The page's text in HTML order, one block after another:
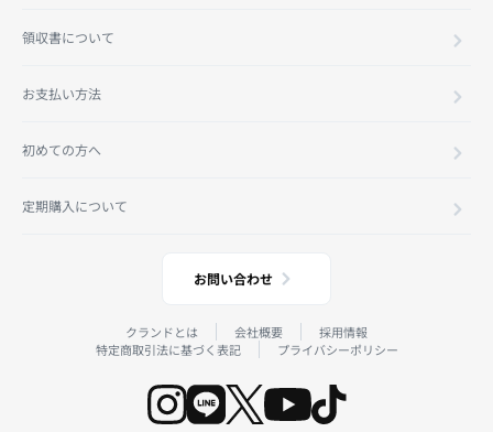
領収書について
お支払い方法
初めての方へ
定期購入について
お問い合わせ
クランドとは 会社概要
採用情報
特定商取引法に基づく表記
プライバシーポリシー